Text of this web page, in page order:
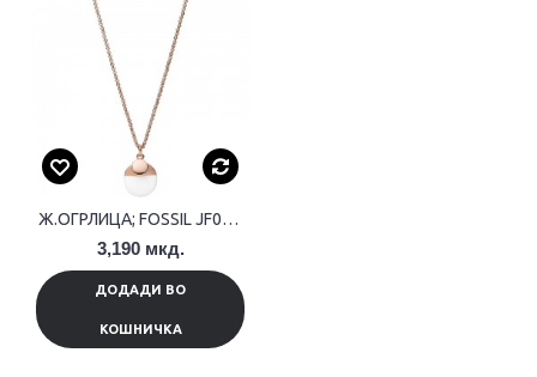
Ж.ОГРЛИЦА; FOSSIL JF02358791
3,190 мкд.
ДОДАДИ ВО
КОШНИЧКА